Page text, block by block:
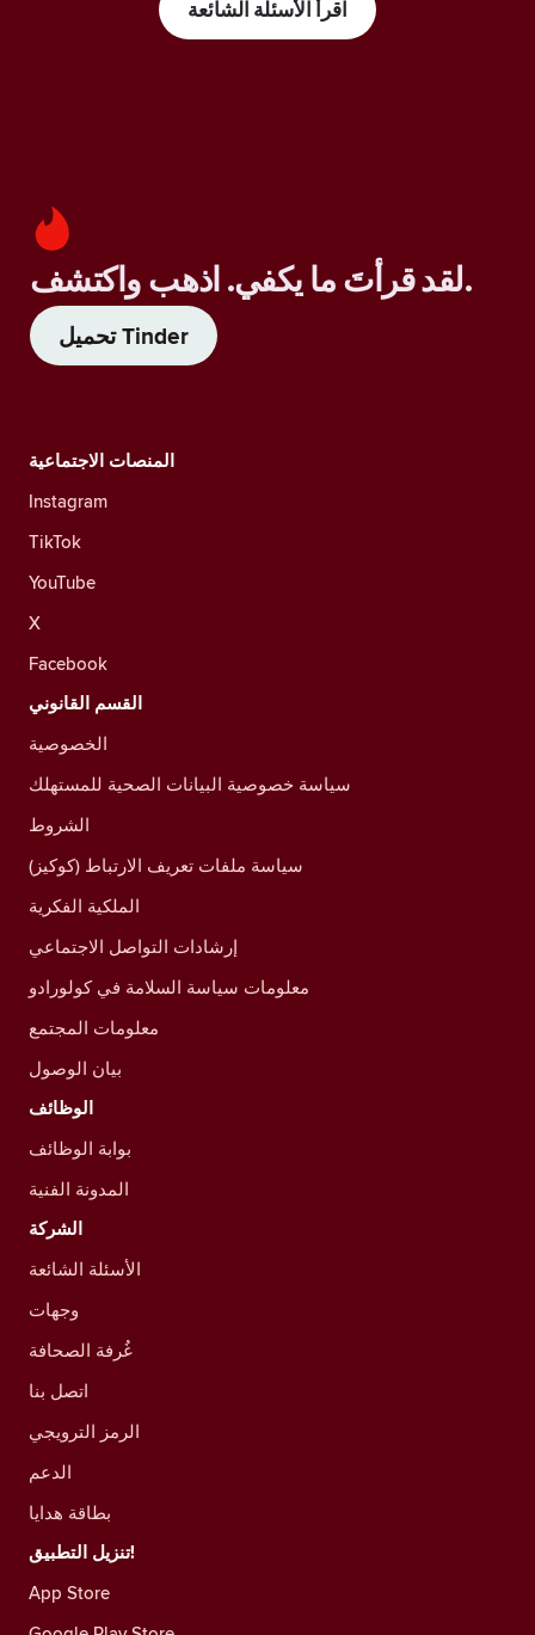
اقرأ الأسئلة الشائعة
لقد قرأتَ ما يكفي. اذهب واكتشف.
تحميل Tinder
المنصات الاجتماعية
Instagram
TikTok
YouTube
X
Facebook
القسم القانوني
الخصوصية
سياسة خصوصية البيانات الصحية للمستهلك
الشروط
سياسة ملفات تعريف الارتباط (كوكيز)
الملكية الفكرية
إرشادات التواصل الاجتماعي
معلومات سياسة السلامة في كولورادو
معلومات المجتمع
بيان الوصول
الوظائف
بوابة الوظائف
المدونة الفنية
الشركة
الأسئلة الشائعة
وجهات
غُرفة الصحافة
اتصل بنا
الرمز الترويجي
الدعم
بطاقة هدايا
تنزيل التطبيق!
App Store